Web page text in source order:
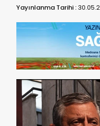
Yayınlanma Tarihi :